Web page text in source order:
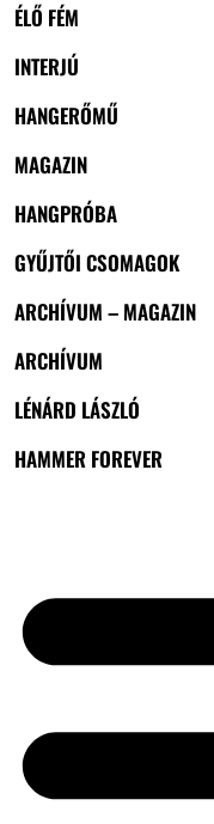
ÉLŐ FÉM
INTERJÚ
HANGERŐMŰ
MAGAZIN
HANGPRÓBA
GYŰJTŐI CSOMAGOK
ARCHÍVUM – MAGAZIN
ARCHÍVUM
LÉNÁRD LÁSZLÓ
HAMMER FOREVER